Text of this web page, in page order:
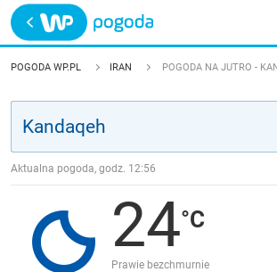
Trwa ładowanie
POLSKA
JAKOŚĆ POWIETRZA
POGODA WP.PL IRAN POGODA NA JUTRO -
Aktualna pogoda, godz. 12:56
24
Prawie bezchmurnie